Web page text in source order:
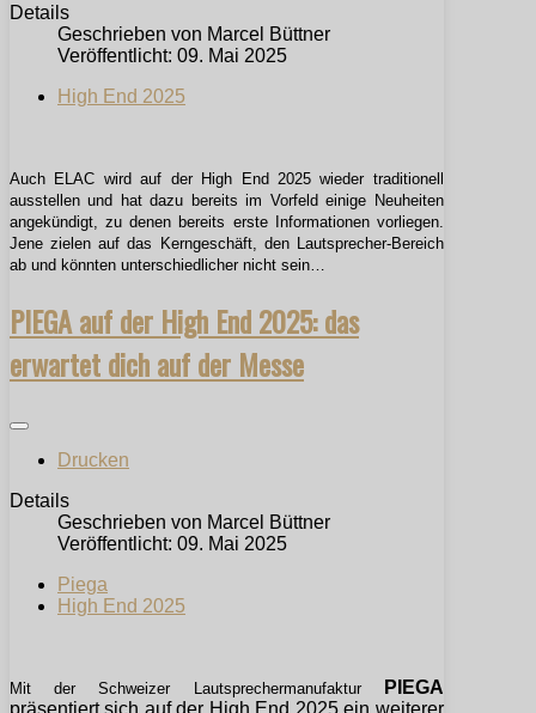
Details
Geschrieben von Marcel Büttner
Veröffentlicht: 09. Mai 2025
High End 2025
Auch ELAC wird auf der High End 2025 wieder traditionell
ausstellen und hat dazu bereits im Vorfeld einige Neuheiten
angekündigt, zu denen bereits erste Informationen vorliegen.
Jene zielen auf das Kerngeschäft, den Lautsprecher-Bereich
ab und könnten unterschiedlicher nicht sein…
PIEGA auf der High End 2025: das
erwartet dich auf der Messe
Drucken
Details
Geschrieben von Marcel Büttner
Veröffentlicht: 09. Mai 2025
Piega
High End 2025
Mit der Schweizer Lautsprechermanufaktur
PIEGA
präsentiert sich auf der High End 2025 ein weiterer